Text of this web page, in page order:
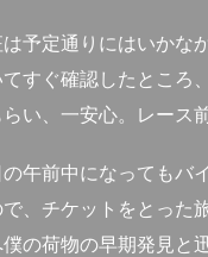
は予定通りにはいかな
すぐ確認したところ
い、一安心。レース
の午前中になってもバ
、チケットをとった
の荷物の早期発見と